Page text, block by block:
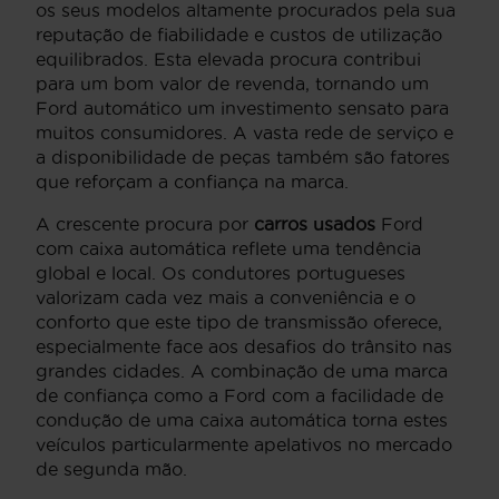
os seus modelos altamente procurados pela sua
reputação de fiabilidade e custos de utilização
equilibrados. Esta elevada procura contribui
para um bom valor de revenda, tornando um
Ford automático um investimento sensato para
muitos consumidores. A vasta rede de serviço e
a disponibilidade de peças também são fatores
que reforçam a confiança na marca.
A crescente procura por carros usados Ford
com caixa automática reflete uma tendência
global e local. Os condutores portugueses
valorizam cada vez mais a conveniência e o
conforto que este tipo de transmissão oferece,
especialmente face aos desafios do trânsito nas
grandes cidades. A combinação de uma marca
de confiança como a Ford com a facilidade de
condução de uma caixa automática torna estes
veículos particularmente apelativos no mercado
de segunda mão.